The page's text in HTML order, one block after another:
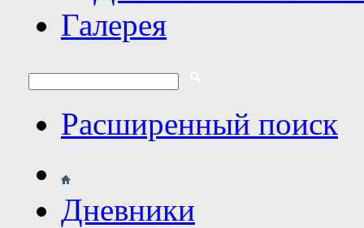
Галерея
Расширенный поиск
Дневники